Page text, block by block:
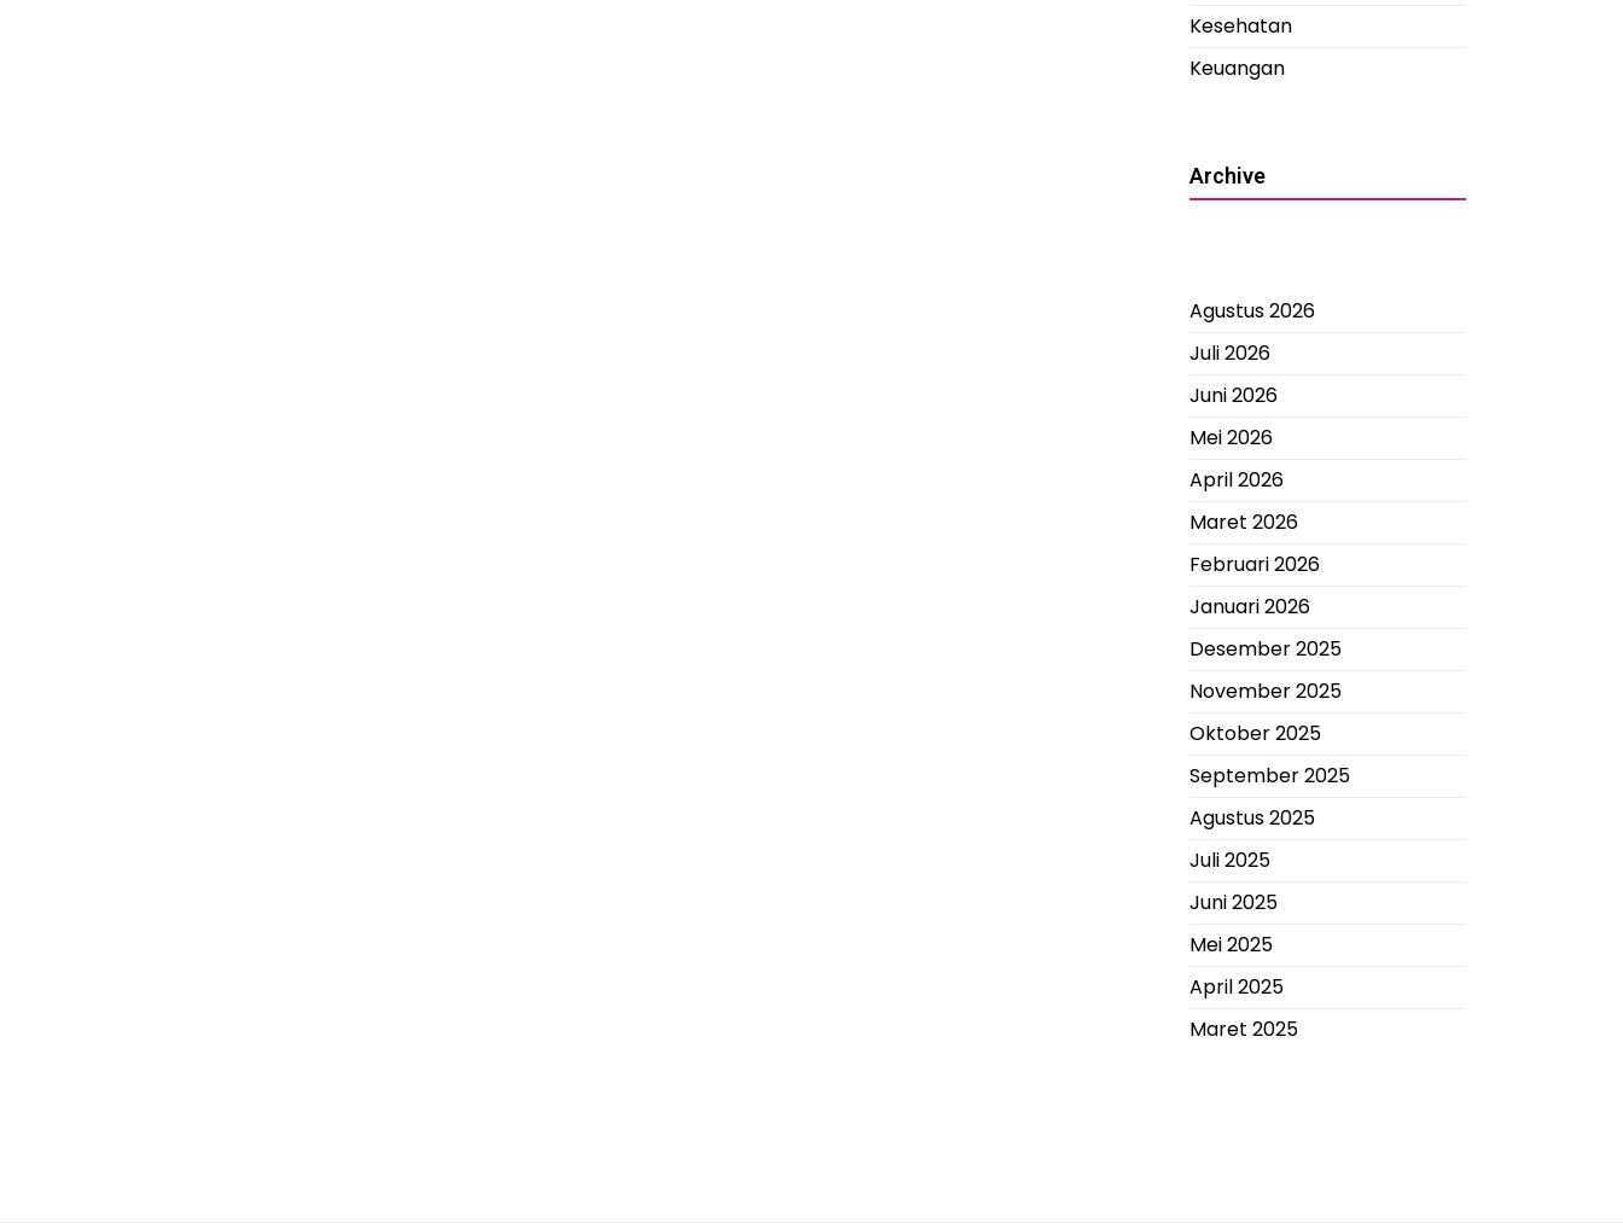
Kesehatan
Keuangan
Archive
Agustus 2026
Juli 2026
Juni 2026
Mei 2026
April 2026
Maret 2026
Februari 2026
Januari 2026
Desember 2025
November 2025
Oktober 2025
September 2025
Agustus 2025
Juli 2025
Juni 2025
Mei 2025
April 2025
Maret 2025